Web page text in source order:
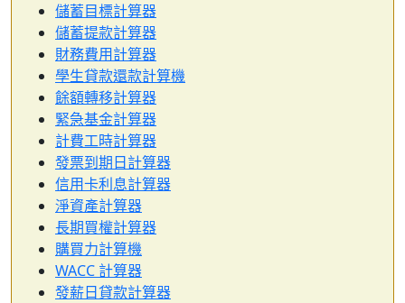
儲蓄目標計算器
儲蓄提款計算器
財務費用計算器
學生貸款還款計算機
餘額轉移計算器
緊急基金計算器
計費工時計算器
發票到期日計算器
信用卡利息計算器
淨資產計算器
長期買權計算器
購買力計算機
WACC 計算器
發薪日貸款計算器